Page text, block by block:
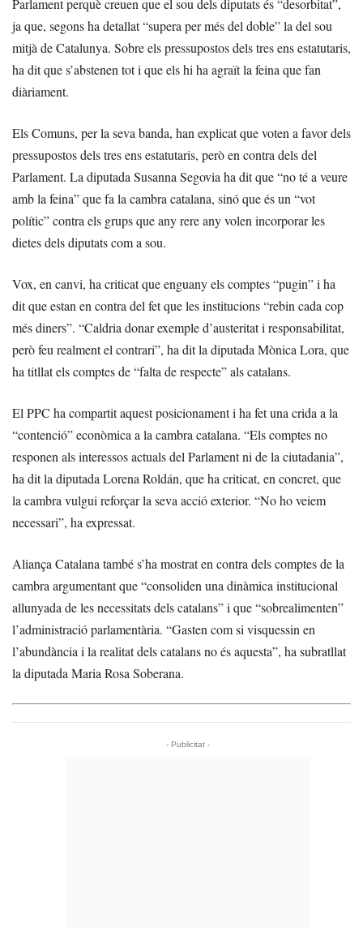
ja que, segons ha detallat “supera per més del doble” la del sou
mitjà de Catalunya. Sobre els pressupostos dels tres ens estatutaris,
ha dit que s’abstenen tot i que els hi ha agraït la feina que fan
diàriament.
Els Comuns, per la seva banda, han explicat que voten a favor dels
pressupostos dels tres ens estatutaris, però en contra dels del
Parlament. La diputada Susanna Segovia ha dit que “no té a veure
amb la feina” que fa la cambra catalana, sinó que és un “vot
polític” contra els grups que any rere any volen incorporar les
dietes dels diputats com a sou.
Vox, en canvi, ha criticat que enguany els comptes “pugin” i ha
dit que estan en contra del fet que les institucions “rebin cada cop
més diners”. “Caldria donar exemple d’austeritat i responsabilitat,
però feu realment el contrari”, ha dit la diputada Mònica Lora, que
ha titllat els comptes de “falta de respecte” als catalans.
El PPC ha compartit aquest posicionament i ha fet una crida a la
“contenció” econòmica a la cambra catalana. “Els comptes no
responen als interessos actuals del Parlament ni de la ciutadania”,
ha dit la diputada Lorena Roldán, que ha criticat, en concret, que
la cambra vulgui reforçar la seva acció exterior. “No ho veiem
necessari”, ha expressat.
Aliança Catalana també s’ha mostrat en contra dels comptes de la
cambra argumentant que “consoliden una dinàmica institucional
allunyada de les necessitats dels catalans” i que “sobrealimenten”
l’administració parlamentària. “Gasten com si visquessin en
l’abundància i la realitat dels catalans no és aquesta”, ha subratllat
la diputada Maria Rosa Soberana.
- Publicitat -